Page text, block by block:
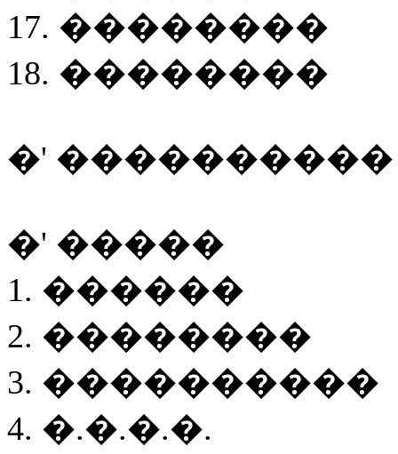
17. ��������
18. ��������
�' ���������� -
�' �����
1. ������
2. ��������
3. ����������
4. �.�.�.�.